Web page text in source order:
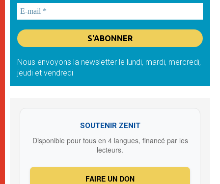
Nous envoyons la newsletter le lundi, mardi, mercredi,
jeudi et vendredi
SOUTENIR ZENIT
Disponible pour tous en 4 langues, financé par les
lecteurs.
FAIRE UN DON